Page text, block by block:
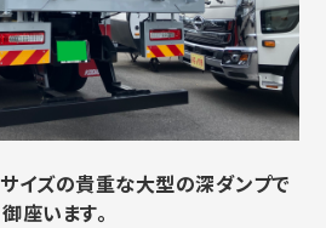
サイズの貴重な大型の深ダンプで
御座います。